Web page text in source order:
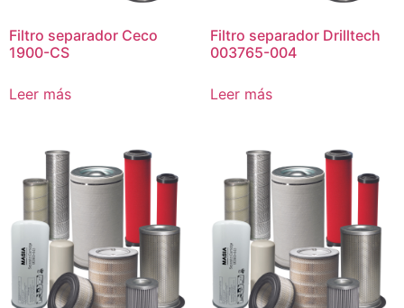
Filtro separador Ceco
1900-CS
Leer más
Filtro separador Drilltech
003765-004
Leer más